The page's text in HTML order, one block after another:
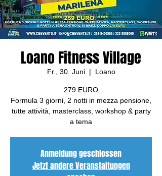
Loano Fitness Village
Fr., 30. Juni
  |
Loano
279 EURO
Formula 3 giorni, 2 notti in mezza pensione,
tutte attività, masterclass, workshop & party
a tema
Anmeldung geschlossen
Jetzt andere Veranstaltungen